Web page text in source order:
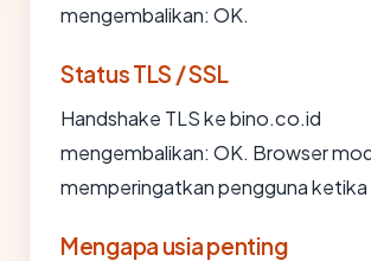
mengembalikan: OK.
Status TLS / SSL
Handshake TLS ke bino.co.id
mengembalikan: OK. Browser
memperingatkan pengguna ketika
Mengapa usia penting